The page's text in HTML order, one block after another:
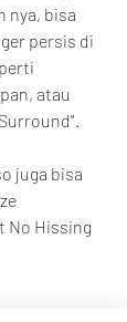
nya, bisa
persis di
atau
juga bisa
No Hissing